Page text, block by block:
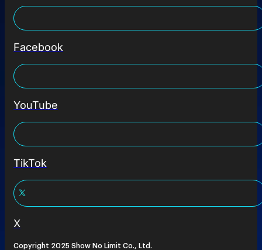
Facebook
YouTube
TikTok
X
Copyright 2025 Show No Limit Co., Ltd.